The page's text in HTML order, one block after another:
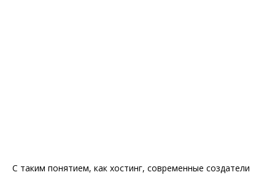
С таким понятием, как хостинг, современные создатели